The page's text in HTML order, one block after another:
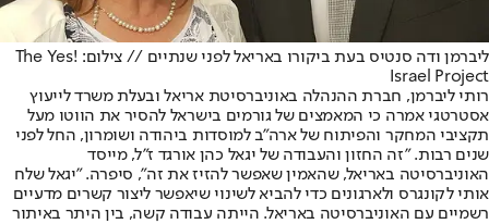
ליברמן ודה סנטיס בעת ביקורו באריאל לפני שנתיים // צילום: The Yes!
Israel Project
רותי ליברמן, חברת ההנהלה באוניברסיטת אריאל ובעלת משרד לייעוץ
אסטרטגי אמרה כי המאמצים של גורמים בישראל להסיר את הווטו מעל
תקציבי המחקר והפיתוח של ארה"ב למוסדות ביהודה ושומרון, החל לפני
שנים רבות. "זה החזון והעבודה של יגאל כהן אורגד ז"ל, מייסד
האוניברסיטה באריאל, שהאמין שאפשר להזיז את זה", סיפרה. "יגאל שלח
אותי לקונגרס ולארגונים כדי להביא לשינוי שיאפשר ליצור קשרים מדעיים
רשמיים עם האוניברסיטה באריאל. הייתה עבודה קשה, בין היתר באיתור